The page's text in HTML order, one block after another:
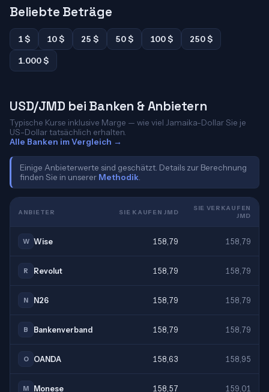
Beliebte Beträge
1 $ 10 $ 25 $ 50 $ 100 $
250 $
1.000 $
USD/JMD bei Banken & Anbietern
Typische Kurse inklusive Marge — wie viel Jamaika-Dollar Sie je
US-Dollar tatsächlich erhalten.
Alle Banken im Vergleich →
Einige Anbieterwerte sind geschätzt. Details zur Berechnung
finden Sie in unserer Methodik
ANBIETER SIE KAUFEN JMD
SIE VERKAUFEN
JMD
W Wise 158,79 158,79
R Revolut 158,79 158,79
N N26 158,79 158,79
B Bankenverband 158,79 158,79
O OANDA 158,63 158,95
M Monese 158,57 159,01